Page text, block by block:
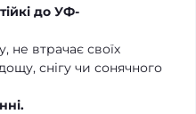
до УФ-
не втрачає своїх
снігу чи сонячного